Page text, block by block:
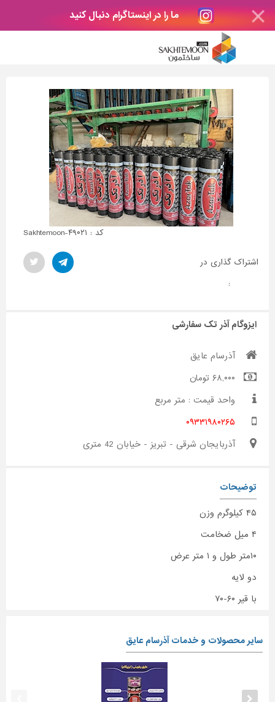
ما را در اینستاگرام دنبال کنید
کد : Sakhtemoon-۴۹۰۲۱
اشتراک گذاری در
:
ایزوگام آذر تک سفارشی
آذرسام عایق
۶۸,۰۰۰ تومان
واحد قیمت : متر مربع
۰۹۳۳۱۹۸۰۲۶۵
آذربایجان شرقی - تبریز - خیابان 42 متری
توضیحات
۴۵ کیلوگرم وزن
۴ میل ضخامت
۱۰متر طول و ۱ متر عرض
دو لایه
با قیر ۶۰-۷۰
سایر محصولات و خدمات آذرسام عایق